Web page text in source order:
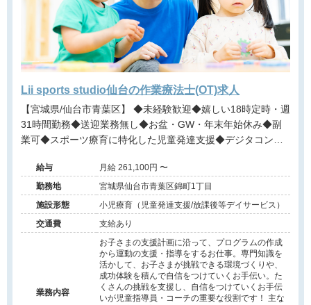
Lii sports studio仙台の作業療法士(OT)求人
【宮城県/仙台市青葉区】 ◆未経験歓迎◆嬉しい18時定時・週
31時間勤務◆送迎業務無し◆お盆・GW・年末年始休み◆副
業可◆スポーツ療育に特化した児童発達支援◆デジタコンテ
的なアプローチが可能◆事業所にてセラピスト指導員募集◆
給与
月給 261,100円 〜
勤務地
宮城県仙台市青葉区錦町1丁目
施設形態
小児療育（児童発達支援/放課後等デイサービス）
交通費
支給あり
業務内容
お子さまの支援計画に沿って、プログラムの作成
から運動の支援・指導をするお仕事。専門知識を
活かして、お子さまが挑戦できる環境づくりや、
成功体験を積んで自信をつけていくお手伝い。た
くさんの挑戦を支援し、自信をつけていくお手伝
いが児童指導員・コーチの重要な役割です！ 主な